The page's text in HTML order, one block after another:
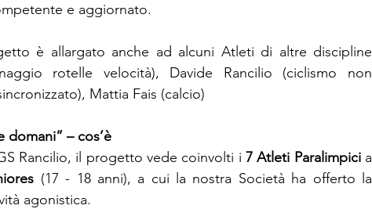
e aggiornato.
è allargato anche ad alcuni Atleti di altre discipline
rotelle velocità), Davide Rancilio (ciclismo non
Mattia Fais (calcio)
– cos’è
Rancilio, il progetto vede coinvolti i 7 Atleti Paralimpici a
(17 - 18 anni), a cui la nostra Società ha offerto la
agonistica.